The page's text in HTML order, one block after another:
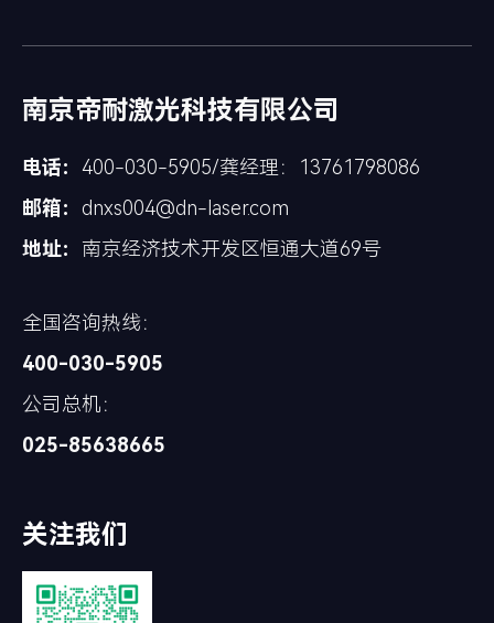
南京帝耐激光科技有限公司
电话： 400-030-5905/龚经理：13761798086
邮箱： dnxs004@dn-laser.com
地址： 南京经济技术开发区恒通大道69号
全国咨询热线：
400-030-5905
公司总机：
025-85638665
关注我们